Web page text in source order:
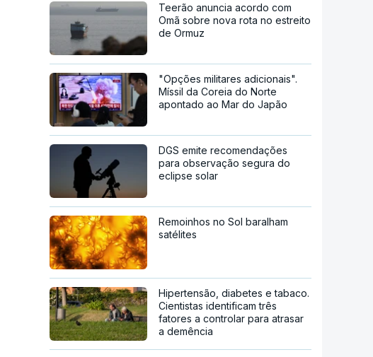
Teerão anuncia acordo com
Omã sobre nova rota no estreito
de Ormuz
"Opções militares adicionais".
Míssil da Coreia do Norte
apontado ao Mar do Japão
DGS emite recomendações
para observação segura do
eclipse solar
Remoinhos no Sol baralham
satélites
Hipertensão, diabetes e tabaco.
Cientistas identificam três
fatores a controlar para atrasar
a demência